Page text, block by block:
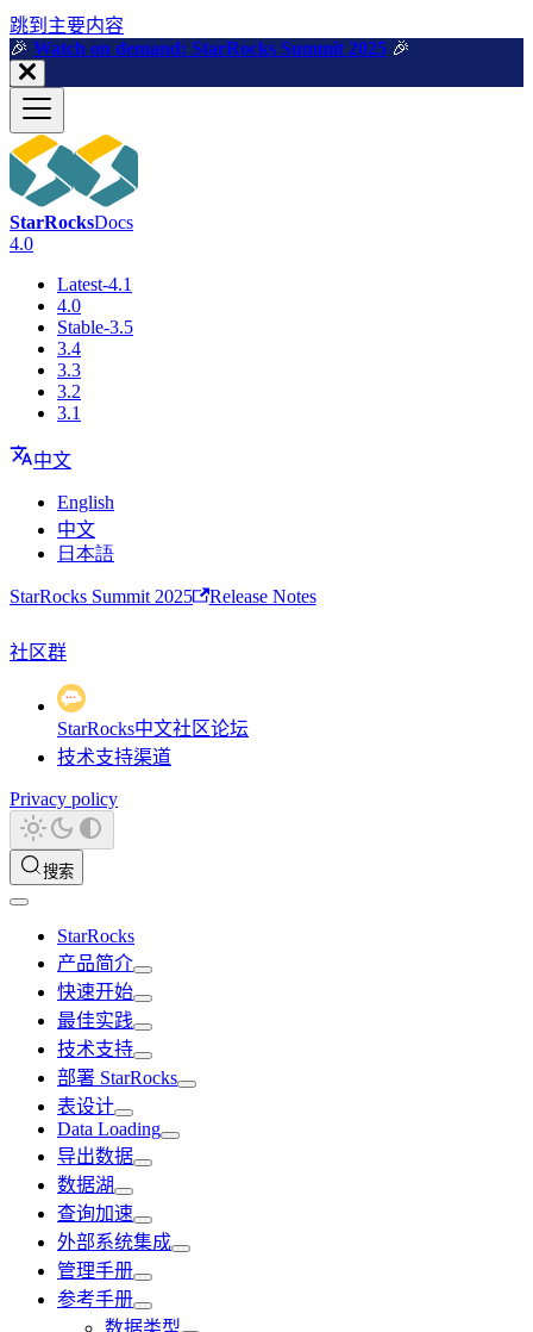
跳到主要内容
🎉️ Watch on demand: StarRocks Summit 2025 🎉️
StarRocksDocs
4.0
Latest-4.1
4.0
Stable-3.5
3.4
3.3
3.2
3.1
中文
English
中文
日本語
StarRocks Summit 2025 Release Notes
社区群
StarRocks中文社区论坛
技术支持渠道
Privacy policy
搜索
StarRocks
产品简介
快速开始
最佳实践
技术支持
部署 StarRocks
表设计
Data Loading
导出数据
数据湖
查询加速
外部系统集成
管理手册
参考手册
数据类型